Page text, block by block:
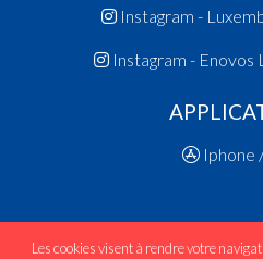
Instagram -
Instagram - Enovos
Iphone
Les cookies visent à rendre votre